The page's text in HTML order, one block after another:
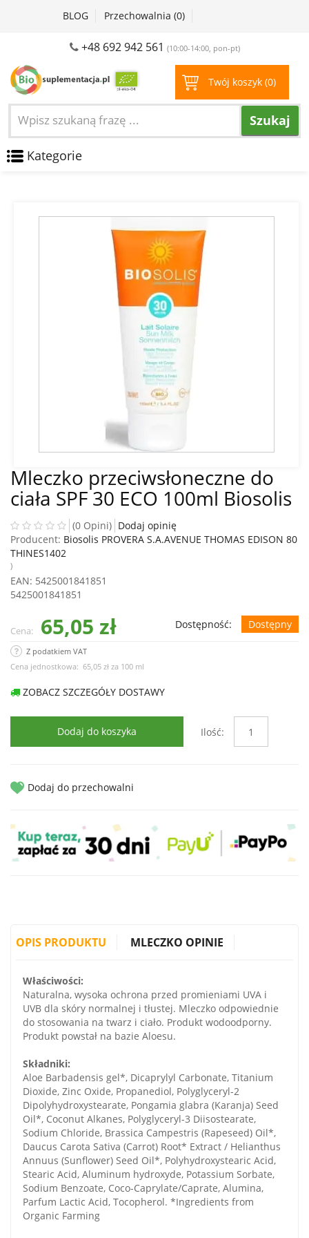
BLOG Przechowalnia (0)
+48 692 942 561 (10:00-14:00, pon-pt)
Twój koszyk (0)
Szukaj
Kategorie
Mleczko przeciwsłoneczne do
ciała SPF 30 ECO 100ml Biosolis
(0 Opini) Dodaj opinię
Producent: Biosolis PROVERA S.A.AVENUE THOMAS EDISON 80
THINES1402
)
EAN: 5425001841851
5425001841851
Cena: 65,05 zł Dostępność: Dostępny
Z podatkiem VAT
Cena jednostkowa: 65,05 zł za 100 ml
ZOBACZ SZCZEGÓŁY DOSTAWY
Dodaj do koszyka Ilość:
Dodaj do przechowalni
OPIS PRODUKTU MLECZKO OPINIE
Właściwości:
Naturalna, wysoka ochrona przed promieniami UVA i
UVB dla skóry normalnej i tłustej. Mleczko odpowiednie
do stosowania na twarz i ciało. Produkt wodoodporny.
Produkt powstał na bazie Aloesu.
Składniki:
Aloe Barbadensis gel*, Dicaprylyl Carbonate, Titanium
Dioxide, Zinc Oxide, Propanediol, Polyglyceryl-2
Dipolyhydroxystearate, Pongamia glabra (Karanja) Seed
Oil*, Coconut Alkanes, Polyglyceryl-3 Diisostearate,
Sodium Chloride, Brassica Campestris (Rapeseed) Oil*,
Daucus Carota Sativa (Carrot) Root* Extract / Helianthus
Annuus (Sunflower) Seed Oil*, Polyhydroxystearic Acid,
Stearic Acid, Aluminum hydroxyde, Potassium Sorbate,
Sodium Benzoate, Coco-Caprylate/Caprate, Alumina,
Parfum Lactic Acid, Tocopherol. *Ingredients from
Organic Farming